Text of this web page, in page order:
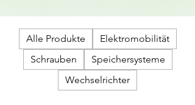
Alle Produkte
Elektromobilität
Schrauben
Speichersysteme
Wechselrichter